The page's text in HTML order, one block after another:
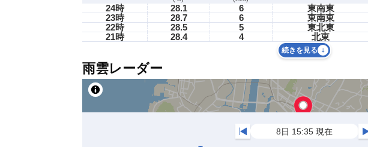
24時 28.1 6 東南東
23時
28.7 6 東南東
22時
28.5 5 東北東
21時
28.4 4 北東
続きを見る
雨雲レーダー